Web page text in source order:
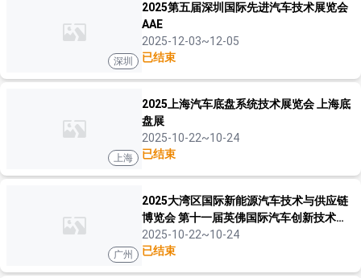
深圳
2025第五届深圳国际先进汽车技术展览会
AAE
2025-12-03~12-05
已结束
上海
2025上海汽车底盘系统技术展览会 上海底
盘展
2025-10-22~10-24
已结束
广州
2025大湾区国际新能源汽车技术与供应链
博览会 第十一届英佛国际汽车创新技术周
旗下活动 NEAS GBA
2025-10-22~10-24
已结束